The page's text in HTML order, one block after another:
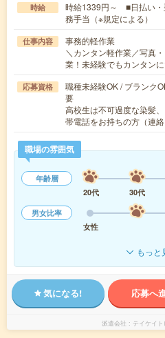
時給
時給1339円～ ■日払い
務手当（※規定による）
仕事内容
事務的軽作業
＼カンタン軽作業／写真
業！未経験でもカンタン
応募資格
職種未経験OK / ブランク
要
高校生は不可過度な染髪
帯電話をお持ちの方（連
職場の雰囲気
年齢層
20代
30代
男女比率
女性
もっと
気になる! 応募へ
派遣会社 テイケイ